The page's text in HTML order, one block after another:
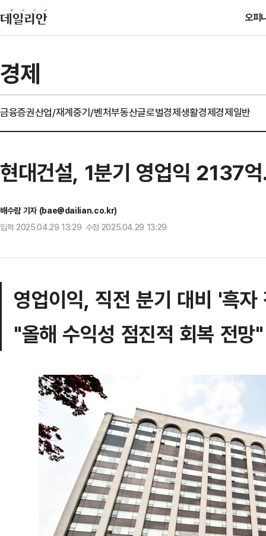
오피
경제
금융증권산업/재계중기/벤처부동산글로벌경제생활경제경제일반
현대건설, 1분기 영업익
배수람 기자 (bae@dailian.co.kr)
입력 2025.04.29 13:29 수정 2025.04.29 13:29
영업이익, 직전 분기 대비 '흑자
"올해 수익성 점진적 회복 전망"